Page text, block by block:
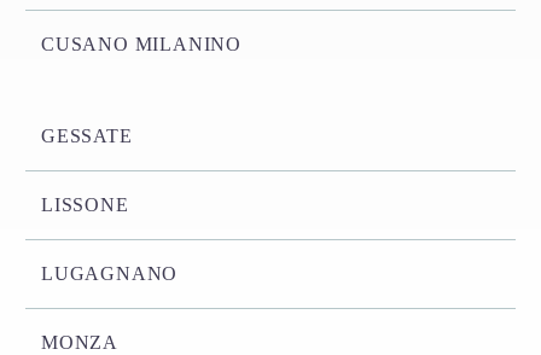
CUSANO MILANINO
GESSATE
LISSONE
LUGAGNANO
MONZA